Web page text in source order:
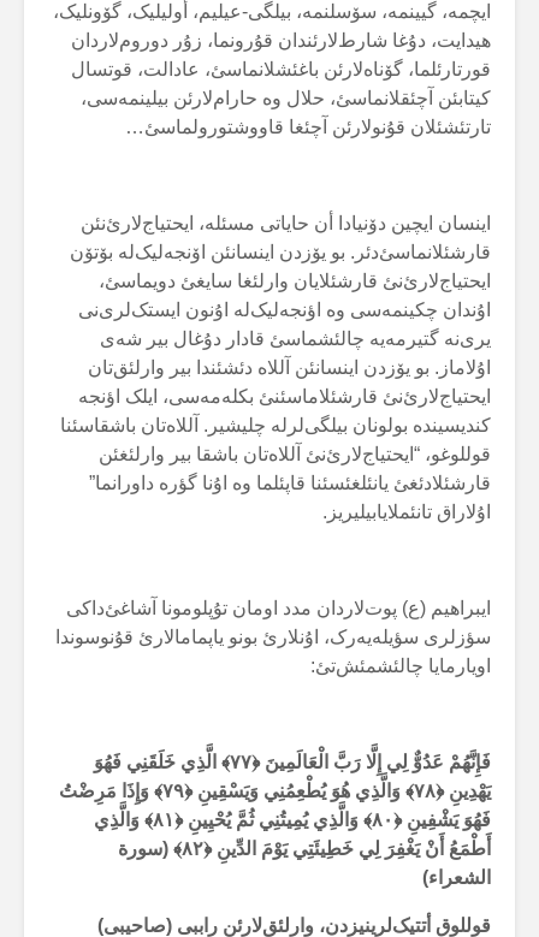
ایچمە، گیینمە، سۆسلنمە، بیلگی-عیلیم، أولیلیک، گۆونلیک،
هیدایت، دۇغا شارط‌لارئندان قۇرونما، زۇر دوروم‌لاردان
قورتارئلما، گۆناەلارئن باغئشلانماسئ، عادالت، قوتسال
کیتابئن آچئقلانماسئ، حلال وە حارام‌لارئن بیلینمەسی،
تارتئشئلان قۇنولارئن آچئغا قاووشتورولماسئ…
اینسان ایچین دۆنیادا أن حایاتی مسئلە، ایحتیاج‌لارئ‌نئن
قارشئلانماسئ‌دئر. بو یۆزدن اینسانئن اۆنجەلیک‌لە بۆتۆن
ایحتیاج‌لارئ‌نئ قارشئلایان وارلئغا سایغئ دویماسئ،
اۇندان چکینمەسی وە اؤنجەلیک‌لە اۇنون ایستک‌لری‌نی
یری‌نە گتیرمەیە چالئشماسئ قادار دۇغال بیر شەی
اۇلاماز. بو یۆزدن اینسانئن آللاە دئشئندا بیر وارلئق‌تان
ایحتیاج‌لارئ‌نئ قارشئلاماسئنئ بکلەمەسی، ایلک اؤنجە
کندیسیندە بولونان بیلگی‌لرلە چلیشیر. آللاەتان باشقاسئنا
قوللوغو، “ایحتیاج‌لارئ‌نئ آللاەتان باشقا بیر وارلئغئن
قارشئلادئغئ یانئلغئسئنا قاپئلما وە اۇنا گؤرە داورانما”
اۇلاراق تانئملایابیلیریز.
ایبراهیم (ع) پوت‌لاردان مدد اومان تۇپلومونا آشاغئ‌داکی
سؤزلری سؤیلەیەرک، اۇنلارئ بونو یاپمامالارئ قۇنوسوندا
اویارمایا چالئشمئش‌تئ:
فَإِنَّهُمْ عَدُوٌّ لِي إِلَّا رَبَّ الْعَالَمِينَ ﴿۷۷﴾ الَّذِي خَلَقَنِي فَهُوَ
يَهْدِينِ ﴿۷۸﴾ وَالَّذِي هُوَ يُطْعِمُنِي وَيَسْقِينِ ﴿۷۹﴾ وَإِذَا مَرِضْتُ
فَهُوَ يَشْفِينِ ﴿۸۰﴾ وَالَّذِي يُمِيتُنِي ثُمَّ يُحْيِينِ ﴿۸۱﴾ وَالَّذِي
أَطْمَعُ أَنْ يَغْفِرَ لِي خَطِيئَتِي يَوْمَ الدِّينِ ﴿۸۲﴾ (سورة
الشعراء)
قوللوق أتتیک‌لرینیزدن، وارلئق‌لارئن راببی (صاحیبی)